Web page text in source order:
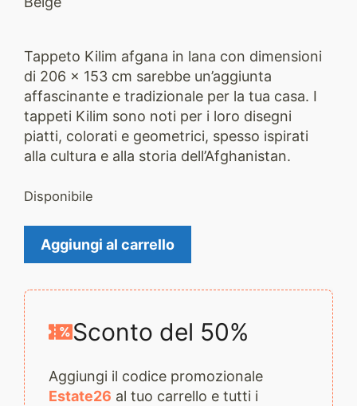
Tappeto Kilim afgana in lana con dimensioni
di 206 x 153 cm sarebbe un’aggiunta
affascinante e tradizionale per la tua casa. I
tappeti Kilim sono noti per i loro disegni
piatti, colorati e geometrici, spesso ispirati
alla cultura e alla storia dell’Afghanistan.
Disponibile
Tappeto
Kilim
quantità
Aggiungi al carrello
Sconto del 50%
Aggiungi il codice promozionale
Estate26 al tuo carrello e tutti i